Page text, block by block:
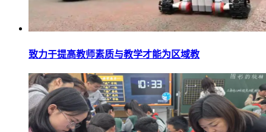
致力于提高教师素质与教学才能为区域教